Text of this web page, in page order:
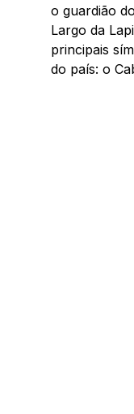
o guardião
Largo da
principais
do país: o